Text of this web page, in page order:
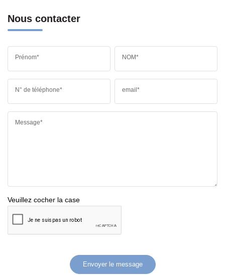
Nous contacter
Prénom* NOM*
N° de téléphone* email*
Message*
Veuillez cocher la case
Envoyer le message